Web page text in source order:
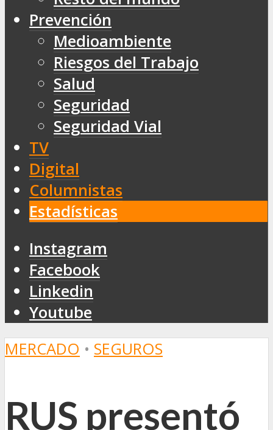
Prevención
Medioambiente
Riesgos del Trabajo
Salud
Seguridad
Seguridad Vial
TV
Digital
Columnistas
Estadísticas
Instagram
Facebook
Linkedin
Youtube
MERCADO • SEGUROS
RUS presentó